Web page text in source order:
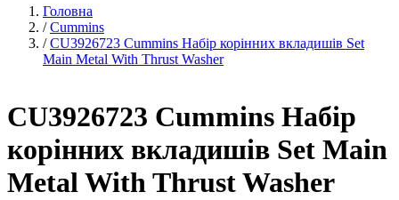
Головна
/ Cummins
/ CU3926723 Cummins Набір корінних вкладишів Set
Main Metal With Thrust Washer
CU3926723 Cummins Набір
корінних вкладишів Set Main
Metal With Thrust Washer